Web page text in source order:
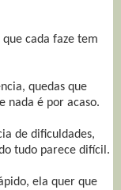
cada faze tem
quedas que
nada é por acaso.
de dificuldades,
tudo parece difícil.
ela quer que